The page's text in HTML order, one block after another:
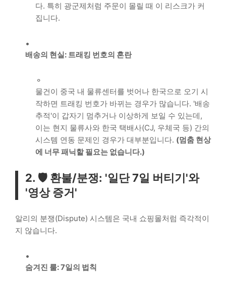
다. 특히 광군제처럼 주문이 몰릴 때 이 리스크가 커
집니다.
배송의 현실: 트래킹 번호의 혼란
물건이 중국 내 물류센터를 벗어나 한국으로 오기 시
작하면 트래킹 번호가 바뀌는 경우가 많습니다. '배송
추적'이 갑자기 멈추거나 이상하게 보일 수 있는데,
이는 현지 물류사와 한국 택배사(CJ, 우체국 등) 간의
시스템 연동 문제인 경우가 대부분입니다. (멈춤 현상
에 너무 패닉할 필요는 없습니다.)
2. 🛡️ 환불/분쟁: '일단 7일 버티기'와
'영상 증거'
알리의 분쟁(Dispute) 시스템은 국내 쇼핑몰처럼 즉각적이
지 않습니다.
숨겨진 룰: 7일의 법칙